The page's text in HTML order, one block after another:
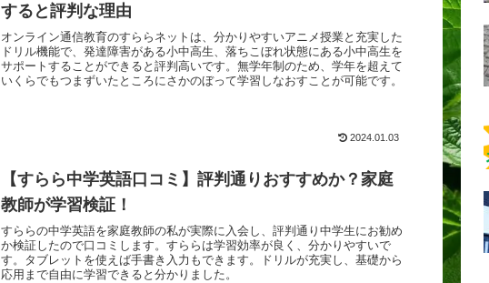
すると評判な理由
オンライン通信教育のすららネットは、分かりやすいアニメ授業と充実した
ドリル機能で、発達障害がある小中高生、落ちこぼれ状態にある小中高生を
サポートすることができると評判高いです。無学年制のため、学年を超えて
いくらでもつまずいたところにさかのぼって学習しなおすことが可能です。
2024.01.03
【すらら中学英語口コミ】評判通りおすすめか？家庭
教師が学習検証！
すららの中学英語を家庭教師の私が実際に入会し、評判通り中学生にお勧め
か検証したので口コミします。すららは学習効率が良く、分かりやすいで
す。タブレットを使えば手書き入力もできます。ドリルが充実し、基礎から
応用まで自由に学習できると分かりました。